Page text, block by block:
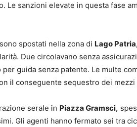
Le sanzioni elevate in questa fase
spostati nella zona di Lago
Due circolavano senza
guida senza patente. Le multe
il conseguente sequestro dei mezzi
serale in Piazza Gramsci,
Gli agenti hanno fermato sei tra